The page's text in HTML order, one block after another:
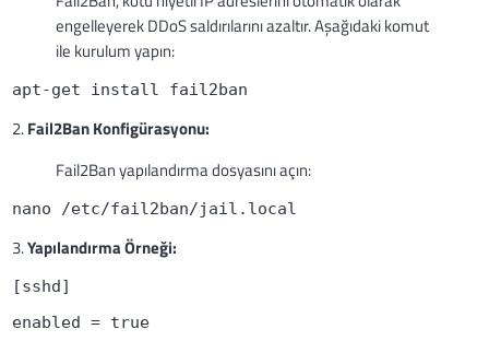
engelleyerek DDoS saldırılarını azaltır. Aşağıdaki komut
ile kurulum yapın:
apt-get install fail2ban
2.Fail2Ban Konfigürasyonu:
Fail2Ban yapılandırma dosyasını açın:
nano /etc/fail2ban/jail.local
3.Yapılandırma Örneği:
[sshd]
enabled = true